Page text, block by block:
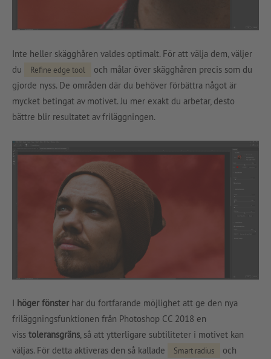
Inte heller skägghåren valdes optimalt. För att välja dem, väljer
du
Refine edge tool
och målar över skägghåren precis som du
gjorde nyss. De områden där du behöver förbättra något är
mycket betingat av motivet. Ju mer exakt du arbetar, desto
bättre blir resultatet av friläggningen.
I höger fönsterhar du fortfarande möjlighet att ge den nya
friläggningsfunktionen från Photoshop CC 2018 en
viss toleransgräns, så att ytterligare subtiliteter i motivet kan
väljas. För detta aktiveras den så kallade
Smart radius
och